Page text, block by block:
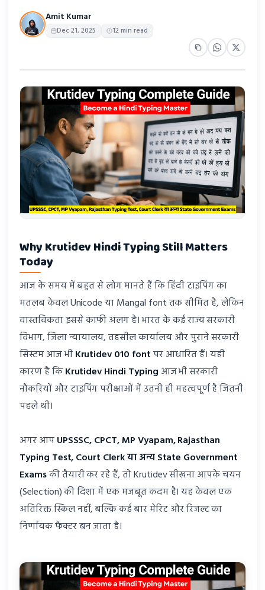
Amit Kumar
Dec 21, 2025 12 min read
Why Krutidev Hindi Typing Still Matters
Today
आज के समय में बहुत से लोग मानते हैं कि हिंदी टाइपिंग का
मतलब केवल Unicode या Mangal font तक सीमित है, लेकिन
वास्तविकता इससे काफी अलग है। भारत के कई राज्य सरकारी
विभाग, जिला न्यायालय, तहसील कार्यालय और पुराने सरकारी
सिस्टम आज भीKrutidev 010 fontपर आधारित हैं। यही
कारण है किKrutidev Hindi Typing आज भी सरकारी
नौकरियों और टाइपिंग परीक्षाओं में उतनी ही महत्वपूर्ण है जितनी
पहले थी।
अगर आपUPSSSC, CPCT, MP Vyapam, Rajasthan
Typing Test, Court Clerk या अन्य State Government
Examsकी तैयारी कर रहे हैं, तो Krutidev सीखना आपके चयन
(Selection) की दिशा में एक मजबूत कदम है। यह केवल एक
अतिरिक्त स्किल नहीं, बल्कि कई बार मेरिट और रिजल्ट का
निर्णायक फैक्टर बन जाता है।